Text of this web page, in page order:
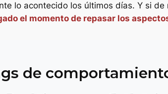
lo acontecido los últimos días. Y si
el momento de repasar los
de